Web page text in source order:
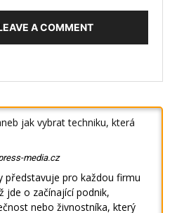
A COMMENT
jak vybrat techniku, která
media.cz
představuje pro každou firmu
jde o začínající podnik,
nebo živnostníka, který